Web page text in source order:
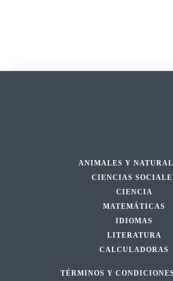
ANIMALES Y
CIENCIAS
CIENCIA
MATEMÁTICAS
IDIOMAS
LITERATURA
CALCULADORAS
TÉRMINOS Y